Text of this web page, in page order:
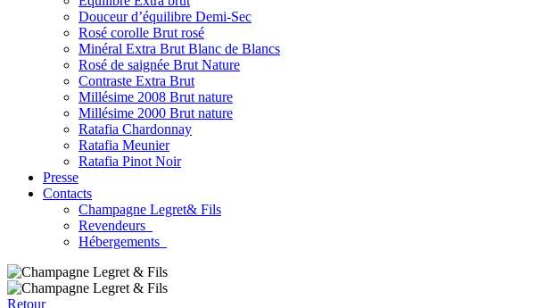
Douceur d’équilibre Demi-Sec
Rosé corolle Brut rosé
Minéral Extra Brut Blanc de Blancs
Rosé de saignée Brut Nature
Contraste Extra Brut
Millésime 2008 Brut nature
Millésime 2000 Brut nature
Ratafia Chardonnay
Ratafia Meunier
Ratafia Pinot Noir
Presse
Contacts
Champagne Legret& Fils
Revendeurs
Hébergements
Retour